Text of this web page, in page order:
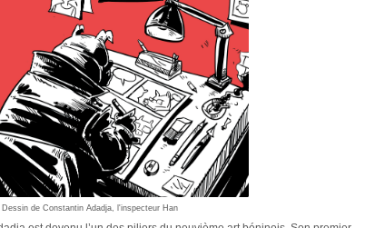
Dessin de Constantin Adadja, l'inspecteur Han